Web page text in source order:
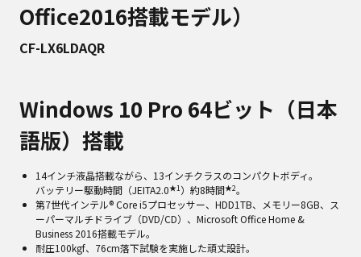
Office2016搭載モデル）
CF-LX6LDAQR
Windows 10 Pro 64ビット（日本
語版）搭載
14インチ液晶搭載ながら、13インチクラスのコンパクトボディ。
バッテリー駆動時間（JEITA2.0★1 ）約8時間★2。
第7世代インテル® Core i5プロセッサー、HDD1TB、メモリー8GB、ス
ーパーマルチドライブ（DVD/CD）、Microsoft Office Home &
Business 2016搭載モデル。
耐圧100kgf、76cm落下試験を実施した頑丈設計。